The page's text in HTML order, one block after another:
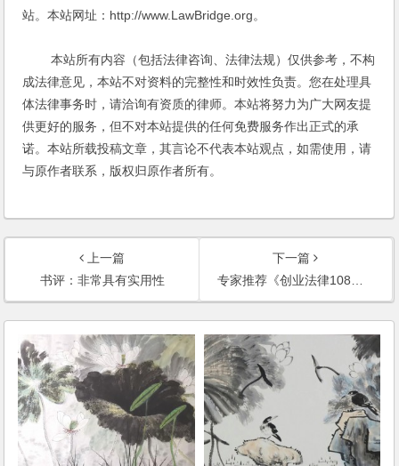
站。本站网址：http://www.LawBridge.org。
本站所有内容（包括法律咨询、法律法规）仅供参考，不构
成法律意见，本站不对资料的完整性和时效性负责。您在处理具
体法律事务时，请洽询有资质的律师。本站将努力为广大网友提
供更好的服务，但不对本站提供的任何免费服务作出正式的承
诺。本站所载投稿文章，其言论不代表本站观点，如需使用，请
与原作者联系，版权归原作者所有。
上一篇
书评：非常具有实用性
下一篇
专家推荐《创业法律108问》